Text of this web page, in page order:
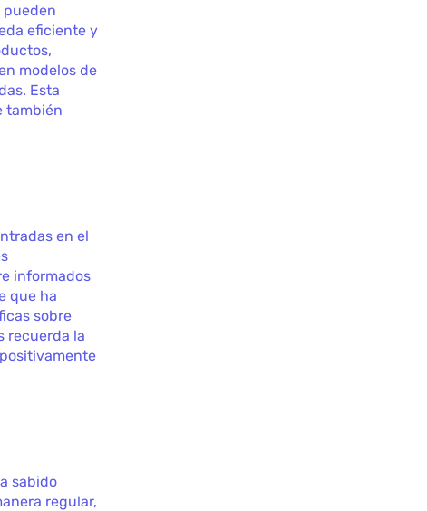
pueden
eficiente y
modelos de
Esta
también
en el
informados
que ha
sobre
recuerda la
sabido
regular,